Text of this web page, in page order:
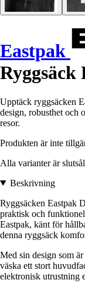
Eastpak
Upptäck ryggsäcken
design, robusthet och
resor.
Produkten är inte
Alla varianter är
Beskrivning
Ryggsäcken Eastpak
praktisk och
Eastpak, känt för
denna ryggsäck
Med sin design som
väska ett stort
elektronisk utrustning